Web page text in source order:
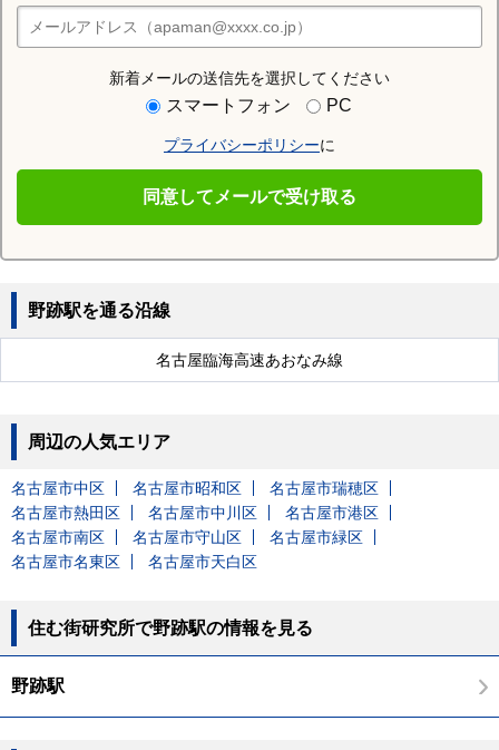
新着メールの送信先を選択してください
スマートフォン PC
プライバシーポリシーに
同意してメールで受け取る
住みたい街の店舗を探す
店舗検索
築地口駅
荒子川公園駅
港北駅 港区役所駅 東名古屋港駅
野跡駅を通る沿線
名古屋臨海高速あおなみ線
周辺の人気エリア
名古屋市中区 名古屋市昭和区
名古屋市瑞穂区
名古屋市熱田区
名古屋市中川区
名古屋市港区
名古屋市南区
名古屋市守山区
名古屋市緑区
名古屋市名東区
名古屋市天白区
住む街研究所で野跡駅の情報を見る
野跡駅